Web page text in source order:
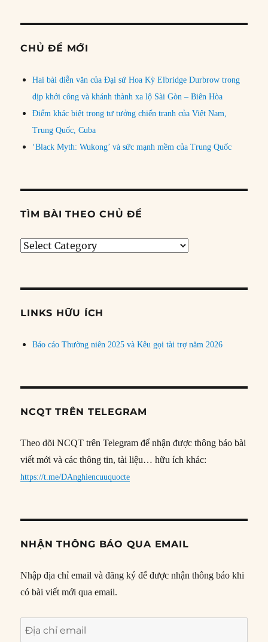
CHỦ ĐỀ MỚI
Hai bài diễn văn của Đại sứ Hoa Kỳ Elbridge Durbrow trong
dịp khởi công và khánh thành xa lộ Sài Gòn – Biên Hòa
Điểm khác biệt trong tư tưởng chiến tranh của Việt Nam,
Trung Quốc, Cuba
‘Black Myth: Wukong’ và sức mạnh mềm của Trung Quốc
TÌM BÀI THEO CHỦ ĐỀ
Tìm
đề
LINKS HỮU ÍCH
Báo cáo Thường niên 2025 và Kêu gọi tài trợ năm 2026
NCQT TRÊN TELEGRAM
Theo dõi NCQT trên Telegram để nhận được thông báo bài
viết mới và các thông tin, tài liệu… hữu ích khác:
https://t.me/DAnghiencuuquocte
NHẬN THÔNG BÁO QUA EMAIL
Nhập địa chỉ email và đăng ký để được nhận thông báo khi
có bài viết mới qua email.
Địa